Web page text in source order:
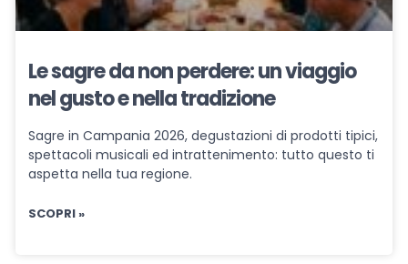
Le sagre da non perdere: un viaggio
nel gusto e nella tradizione
Sagre in Campania 2026, degustazioni di prodotti tipici,
spettacoli musicali ed intrattenimento: tutto questo ti
aspetta nella tua regione.
SCOPRI »